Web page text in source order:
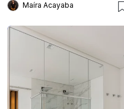
Maíra Acayaba